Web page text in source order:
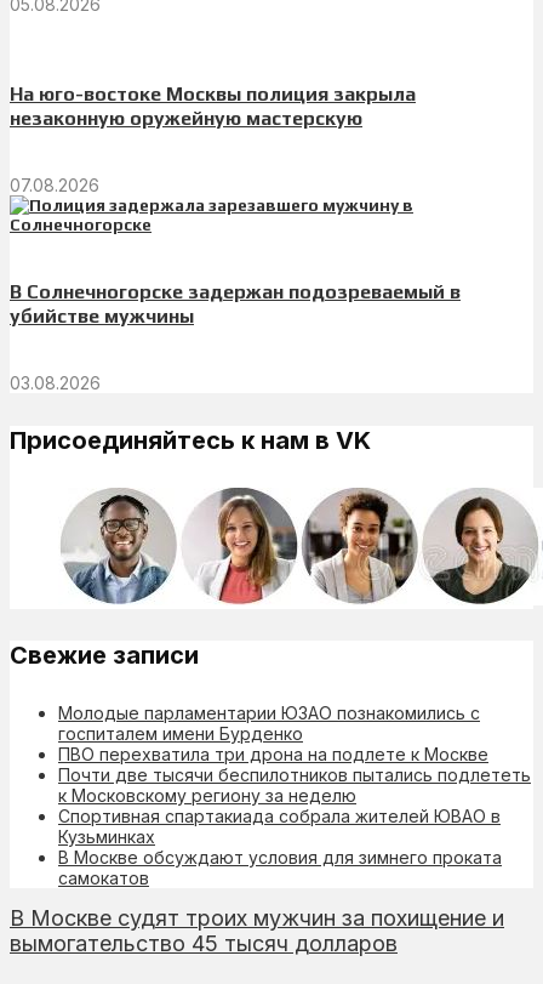
05.08.2026
На юго-востоке Москвы полиция закрыла
незаконную оружейную мастерскую
07.08.2026
В Солнечногорске задержан подозреваемый в
убийстве мужчины
03.08.2026
Присоединяйтесь к нам в VK
Свежие записи
Молодые парламентарии ЮЗАО познакомились с
госпиталем имени Бурденко
ПВО перехватила три дрона на подлете к Москве
Почти две тысячи беспилотников пытались подлететь
к Московскому региону за неделю
Спортивная спартакиада собрала жителей ЮВАО в
Кузьминках
В Москве обсуждают условия для зимнего проката
самокатов
В Москве судят троих мужчин за похищение и
вымогательство 45 тысяч долларов